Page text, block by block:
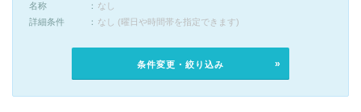
名称
なし
詳細条件
なし (曜日や時間帯を指定できます)
条件変更・絞り込み